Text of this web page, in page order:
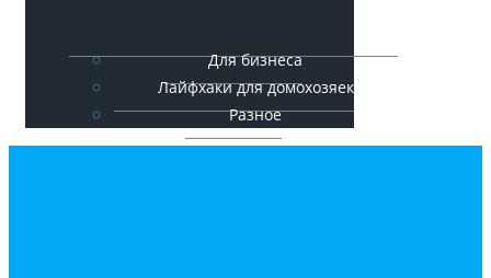
Для бизнеса
Лайфхаки для домохозяек
Разное